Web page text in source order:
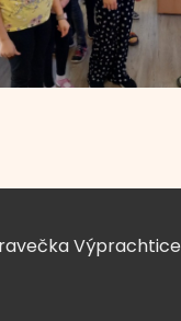
Výprachtice